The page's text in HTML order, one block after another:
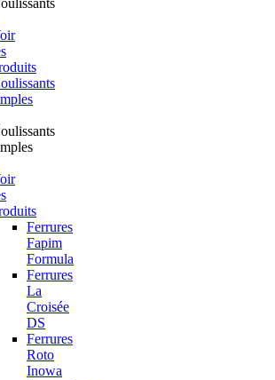
Ferrures
Fapim
Formula
Ferrures
La
Croisée
DS
Ferrures
Roto
Inowa